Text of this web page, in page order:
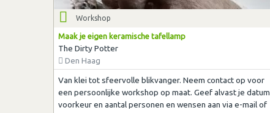
Workshop
Maak je eigen keramische tafellamp
The Dirty Potter
Den Haag
Van klei tot sfeervolle blikvanger. Neem contact op voor
een persoonlijke workshop op maat. Geef alvast je datum
voorkeur en aantal personen en wensen aan via e-mail of